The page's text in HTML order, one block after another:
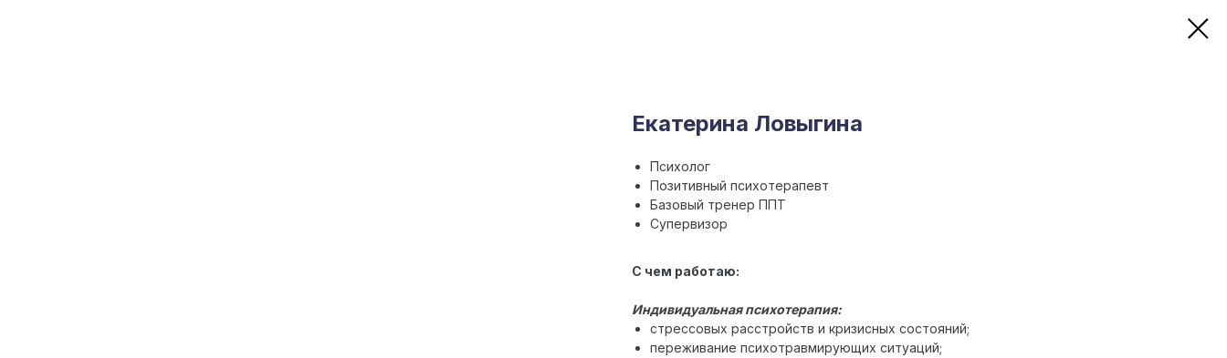
Екатерина Ловыгина
Психолог
Позитивный психотерапевт
Базовый тренер ППТ
Супервизор
С чем работаю:
Индивидуальная психотерапия:
стрессовых расстройств и кризисных состояний;
переживание психотравмирующих ситуаций;